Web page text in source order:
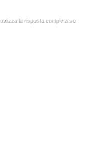
la risposta completa su